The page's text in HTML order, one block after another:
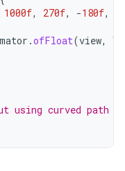
1000f, 270f, -180f,
.ofFloat(view,
using curved path